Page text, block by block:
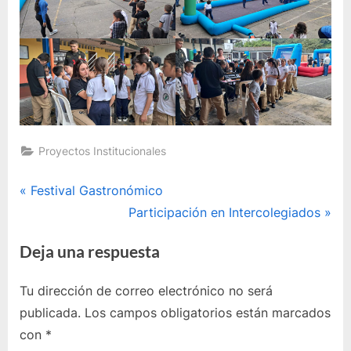
Proyectos Institucionales
Navegación
entradas
P
v
o
u
s
Festival Gastronómico
E
t
a
d
Participación en Intercolegiados
Deja una respuesta
Tu dirección de correo electrónico no será
publicada. Los campos obligatorios están marcados
con *